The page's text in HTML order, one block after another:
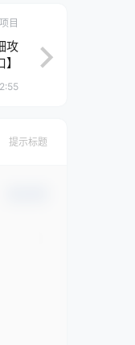
目
攻
提示标题